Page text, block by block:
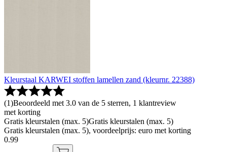
Kleurstaal KARWEI stoffen lamellen zand (kleurnr. 22388)
(1)Beoordeeld met 3.0 van de 5 sterren, 1 klantreview
met korting
Gratis kleurstalen (max. 5)Gratis kleurstalen (max. 5)
Gratis kleurstalen (max. 5), voordeelprijs: euro met korting
0.99